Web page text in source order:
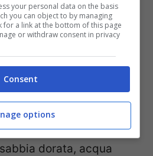
anche alla
con i suoi ciottoli
sabbia per un risultato
preferite una
più turistica, con
e dei ristorantini di
potreste puntare a
dorata, acqua
your personal data on the basis
you can object to by managing
a link at the bottom of this page
or withdraw consent in privacy
Consent
options